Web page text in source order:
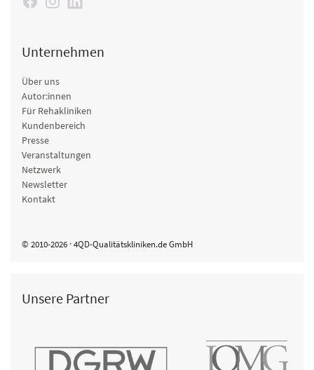
Unternehmen
Über uns
Autor:innen
Für Rehakliniken
Kundenbereich
Presse
Veranstaltungen
Netzwerk
Newsletter
Kontakt
© 2010-2026 · 4QD-Qualitätskliniken.de GmbH
Unsere Partner